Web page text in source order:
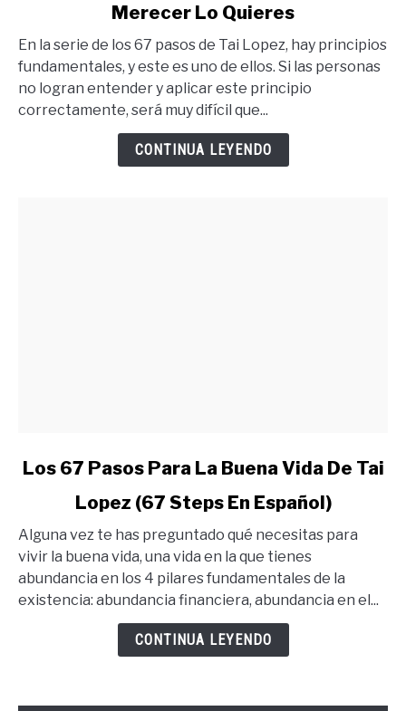
Tener
Lo
Que
Quieres
Merecer Lo Quieres
En la serie de los 67 pasos de Tai Lopez, hay principios
fundamentales, y este es uno de ellos. Si las personas
no logran entender y aplicar este principio
correctamente, será muy difícil que...
CONTINUA LEYENDO
link
67
Pasos
Para
Los 67 Pasos Para La Buena Vida De Tai
Lopez (67 Steps En Español)
Alguna vez te has preguntado qué necesitas para
vivir la buena vida, una vida en la que tienes
abundancia en los 4 pilares fundamentales de la
existencia: abundancia financiera, abundancia en el...
CONTINUA LEYENDO